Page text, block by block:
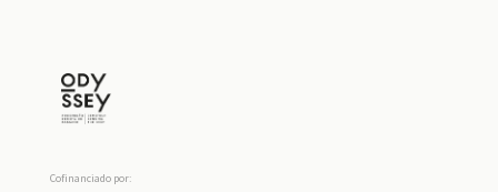
Cofinanciado por: